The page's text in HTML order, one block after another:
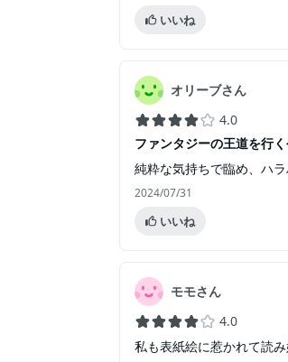
いいね
オリーブさん
4.0
ファンタジーの王道を行
純粋な気持ちで臨め、ハ
2024/07/31
いいね
モモさん
4.0
私も表紙絵に惹かれて読